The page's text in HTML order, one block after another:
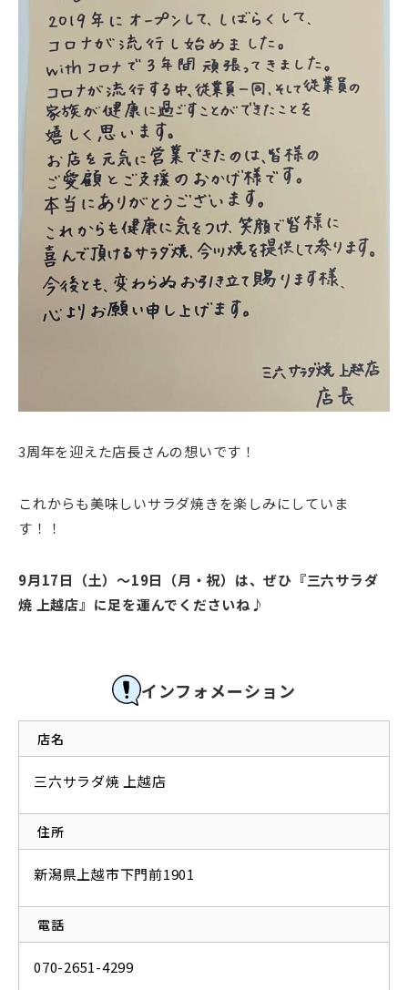
3周年を迎えた店長さんの想いです！
これからも美味しいサラダ焼きを楽しみにしていま
す！！
9月17日（土）～19日（月・祝）は、ぜひ『三六サラダ
焼 上越店』に足を運んでくださいね♪
インフォメーション
店名
三六サラダ焼 上越店
住所
新潟県上越市下門前1901
電話
070-2651-4299